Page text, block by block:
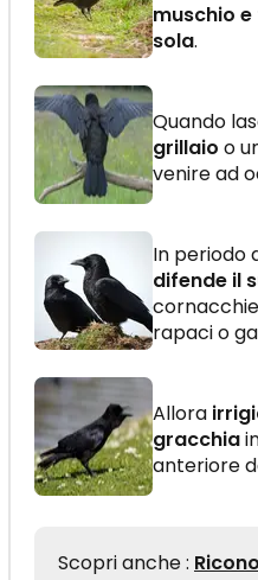
muschio
sola.
Quando
grillaio o
venire ad
In periodo
difende il
rapaci o
Allora
gracchia
anteriore
Scopri anche :